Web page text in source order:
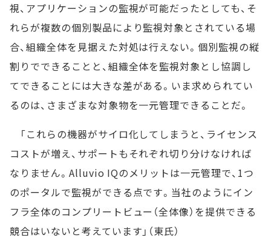
視、アプリケーションの監視が可能だったとしても、そ
れらが複数の個別製品により監視対象とされている場
合、組織全体を見据えた対処は行えない。個別監視の縦
割りでできることと、組織全体を監視対象とし協調し
てできることには大きな差がある。いま求められてい
るのは、さまざまな対象物を一元管理できることだ。
「これらの機器がサイロ化してしまうと、ライセンス
コストが増え、サポートもそれぞれ切り分けなければ
なりません。Alluvio IQのメリットは一元管理で、1つ
のポータルで監視ができる点です。当社のようにイン
フラ全体のコンプリートビュー（全体像）を提供できる
競合はいないと考えています」（東氏）